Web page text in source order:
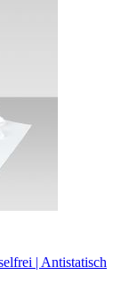
| Antistatisch